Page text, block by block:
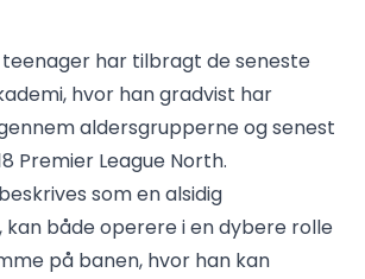
har tilbragt de seneste
hvor han gradvist har
aldersgrupperne og senest
Premier League North.
som en alsidig
både operere i en dybere rolle
på banen, hvor han kan